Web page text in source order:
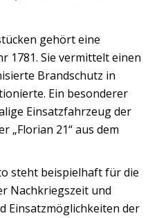
gehört eine
1781. Sie vermittelt einen
Brandschutz in
Ein besonderer
Einsatzfahrzeug der
„Florian 21“ aus dem
steht beispielhaft für die
Nachkriegszeit und
Einsatzmöglichkeiten der